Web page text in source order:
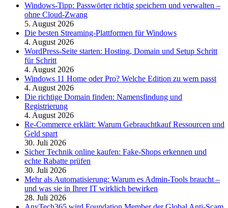
Windows-Tipp: Passwörter richtig speichern und verwalten –
ohne Cloud-Zwang
5. August 2026
Die besten Streaming-Plattformen für Windows
4. August 2026
WordPress-Seite starten: Hosting, Domain und Setup Schritt
für Schritt
4. August 2026
Windows 11 Home oder Pro? Welche Edition zu wem passt
4. August 2026
Die richtige Domain finden: Namensfindung und
Registrierung
4. August 2026
Re-Commerce erklärt: Warum Gebrauchtkauf Ressourcen und
Geld spart
30. Juli 2026
Sicher Technik online kaufen: Fake-Shops erkennen und
echte Rabatte prüfen
30. Juli 2026
Mehr als Automatisierung: Warum es Admin-Tools braucht –
und was sie in Ihrer IT wirklich bewirken
28. Juli 2026